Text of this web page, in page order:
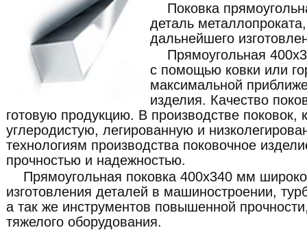
Поковка
деталь
дальнейшего
Прямоугольная
с помощью ковки или
максимальной
изделия. Качество
готовую продукцию. В производстве поковок,
углеродистую, легированную и
технологиям производства поковочное
прочностью и надежностью.
Прямоугольная поковка 400x340 мм
изготовления деталей в машиностроении,
а так же инструментов повышенной
тяжелого оборудования.